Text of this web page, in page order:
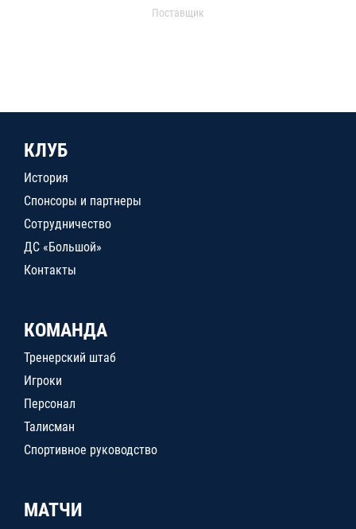
Поставщик
КЛУБ
История
Спонсоры и партнеры
Сотрудничество
ДС «Большой»
Контакты
КОМАНДА
Тренерский штаб
Игроки
Персонал
Талисман
Спортивное руководство
МАТЧИ